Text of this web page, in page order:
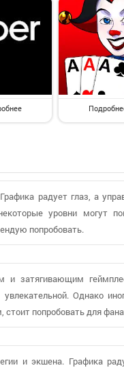
радует глаз, а
уровни могут
попробовать.
и затягивающим
Однако
стоит попробовать для
и экшена. Графика